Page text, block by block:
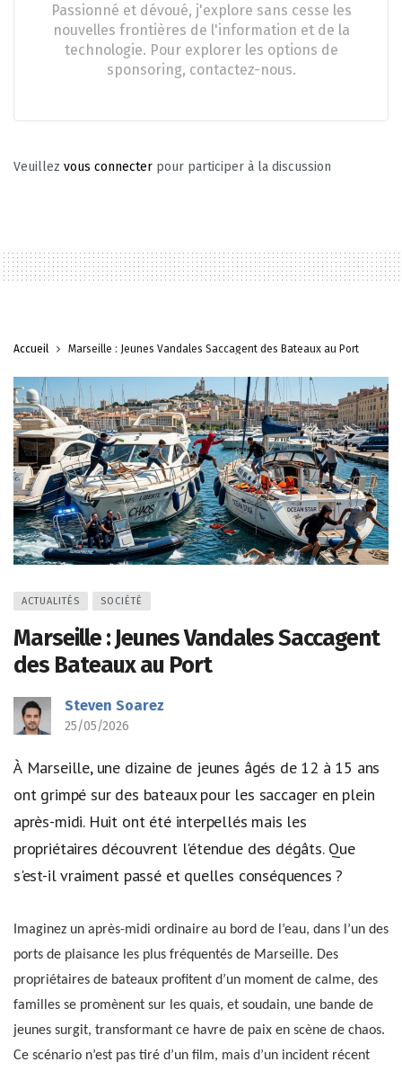
Passionné et dévoué, j'explore sans cesse les
nouvelles frontières de l'information et de la
technologie. Pour explorer les options de
sponsoring, contactez-nous.
Veuillez vous connecter pour participer à la discussion
Accueil Marseille : Jeunes Vandales Saccagent des Bateaux au Port
ACTUALITÉS SOCIÉTÉ
Marseille : Jeunes Vandales Saccagent
des Bateaux au Port
Steven Soarez
25/05/2026
À Marseille, une dizaine de jeunes âgés de 12 à 15 ans
ont grimpé sur des bateaux pour les saccager en plein
après-midi. Huit ont été interpellés mais les
propriétaires découvrent l'étendue des dégâts. Que
s'est-il vraiment passé et quelles conséquences ?
Imaginez un après-midi ordinaire au bord de l’eau, dans l’un des
ports de plaisance les plus fréquentés de Marseille. Des
propriétaires de bateaux profitent d’un moment de calme, des
familles se promènent sur les quais, et soudain, une bande de
jeunes surgit, transformant ce havre de paix en scène de chaos.
Ce scénario n’est pas tiré d’un film, mais d’un incident récent